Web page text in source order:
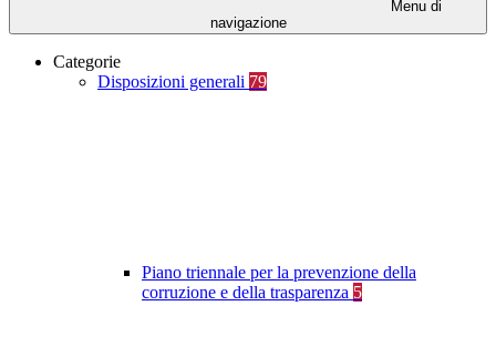
Menu di
navigazione
Categorie
Disposizioni generali 79
Piano triennale per la prevenzione della
corruzione e della trasparenza 5